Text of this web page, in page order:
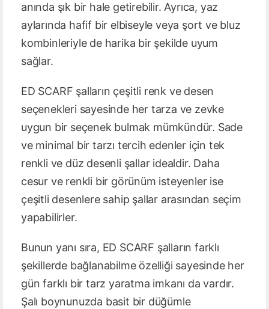
anında şık bir hale getirebilir. Ayrıca, yaz
aylarında hafif bir elbiseyle veya şort ve bluz
kombinleriyle de harika bir şekilde uyum
sağlar.
ED SCARF şalların çeşitli renk ve desen
seçenekleri sayesinde her tarza ve zevke
uygun bir seçenek bulmak mümkündür. Sade
ve minimal bir tarzı tercih edenler için tek
renkli ve düz desenli şallar idealdir. Daha
cesur ve renkli bir görünüm isteyenler ise
çeşitli desenlere sahip şallar arasından seçim
yapabilirler.
Bunun yanı sıra, ED SCARF şalların farklı
şekillerde bağlanabilme özelliği sayesinde her
gün farklı bir tarz yaratma imkanı da vardır.
Şalı boynunuzda basit bir düğümle